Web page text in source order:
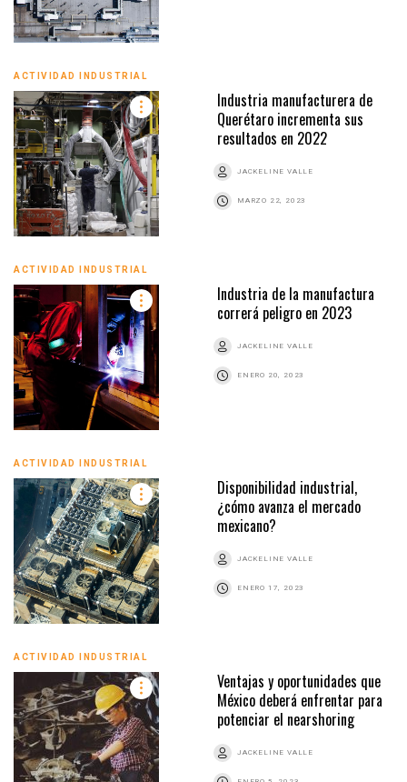
ACTIVIDAD INDUSTRIAL
Industria manufacturera de
Querétaro incrementa sus
resultados en 2022
JACKELINE VALLE
MARZO 22, 2023
ACTIVIDAD INDUSTRIAL
Industria de la manufactura
correrá peligro en 2023
JACKELINE VALLE
ENERO 20, 2023
ACTIVIDAD INDUSTRIAL
Disponibilidad industrial,
¿cómo avanza el mercado
mexicano?
JACKELINE VALLE
ENERO 17, 2023
ACTIVIDAD INDUSTRIAL
Ventajas y oportunidades que
México deberá enfrentar para
potenciar el nearshoring
JACKELINE VALLE